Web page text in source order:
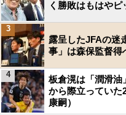
く勝敗はもはや
露呈したJFAの迷
事」は森保監督得
3
板倉滉は「潤滑
から際立っていた
康嗣）
4